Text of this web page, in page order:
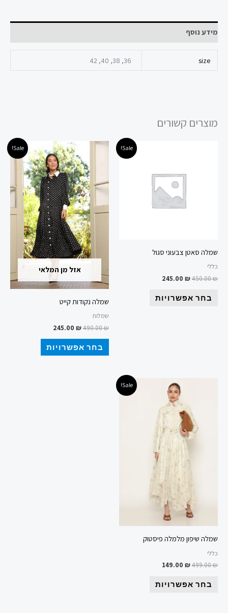
מידע נוסף
size
36, 38, 40, 42
מוצרים קשורים
Sale!
שמלה סאטן צבעוני סגול
כללי
450.00₪
245.00 ₪
בחר אפשרויות
למוצר
Sale!
אזל מן המלאי
שמלה נקודות קייט
שמלות
490.00₪
המחיר
המקורי
היה:
490.00 ₪.
245.00 ₪
המחיר
הנוכחי
הוא:
245.00 ₪.
בחר אפשרויות
למוצר
זה
יש
מספר
סוגים.
ניתן
לבחור
את
האפשרויות
בעמוד
המוצר
Sale!
שמלה שיפון מלמלה פיסטוק
כללי
499.00₪
המחיר
המקורי
היה:
499.00 ₪.
149.00 ₪
149.00 ₪.
בחר אפשרויות
למוצר
את
האפשרויות